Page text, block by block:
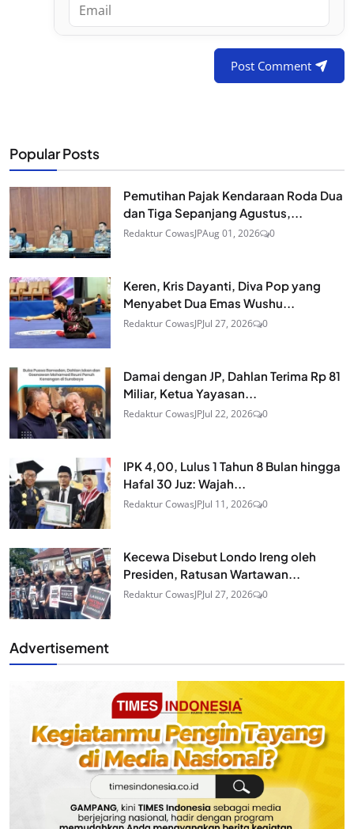
Post Comment
Popular Posts
Pemutihan Pajak Kendaraan Roda Dua
dan Tiga Sepanjang Agustus,...
Redaktur CowasJPAug 01, 2026 0
Keren, Kris Dayanti, Diva Pop yang
Menyabet Dua Emas Wushu...
Redaktur CowasJPJul 27, 2026 0
Damai dengan JP, Dahlan Terima Rp 81
Miliar, Ketua Yayasan...
Redaktur CowasJPJul 22, 2026 0
IPK 4,00, Lulus 1 Tahun 8 Bulan hingga
Hafal 30 Juz: Wajah...
Redaktur CowasJPJul 11, 2026 0
Kecewa Disebut Londo Ireng oleh
Presiden, Ratusan Wartawan...
Redaktur CowasJPJul 27, 2026 0
Advertisement